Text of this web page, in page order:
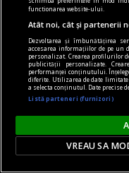
la răscruce de
Succesiunea
Nici Europa nu
care pot să
diferiți demagogi
capacități mediocre.
Andrei CORNEA
functionarea website-ului.
Atât noi, cât și partenerii
Dezvoltarea și îmbunătățirea
accesarea informațiilor de pe
personalizat. Crearea profilurilor
publicității personalizate.
performanței conținutului.
diferite. Utilizarea de date
a selecta conținutul. Date precise
Listă parteneri (furnizori)
VREAU SA